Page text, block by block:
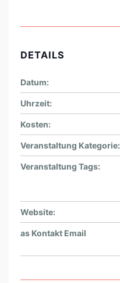
DETAILS
Datum:
Uhrzeit:
Kosten:
Veranstaltung Kategorie:
Veranstaltung Tags:
Website:
as Kontakt Email